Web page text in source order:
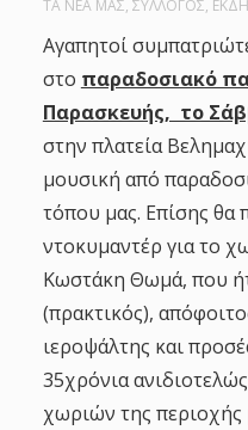
ΤΑ ΝΕΑ ΜΑΣ, ΣΥΛΛΟΓΟΣ,
Αγαπητοί
στο παραδοσιακό
Παρασκευής, το
στην πλατεία
μουσική από
τόπου μας. Επίσης θα
ντοκυμαντέρ για το
Κωστάκη Θωμά, που
(πρακτικός),
ιεροψάλτης και
35χρόνια
χωριών της περιοχής